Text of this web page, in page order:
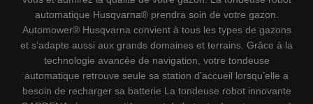
automatique Husqvarna® prendra soin de votre gazon.
Automower® Husqvarna convient à tous les types de gazons
et s’adapte aussi aux grands domaines et terrains. Grâce à la
technologie avancée de navigation, votre tondeuse
automatique retrouve seule sa station d’accueil lorsqu’elle a
besoin de recharger sa batterie La tondeuse robot innovante